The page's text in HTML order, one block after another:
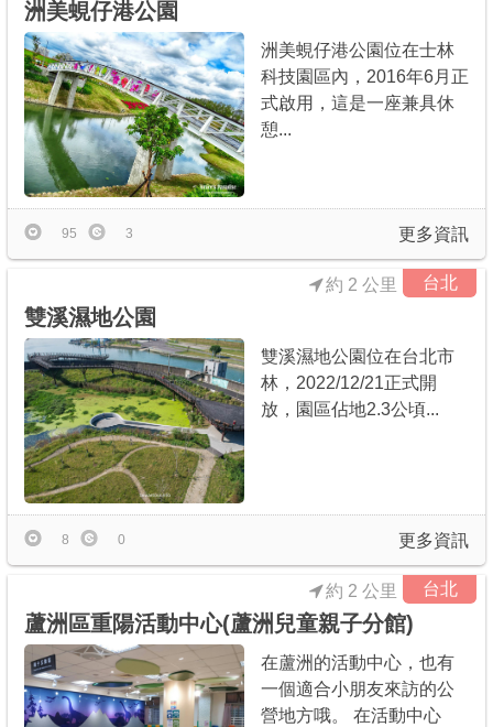
洲美蜆仔港公園
洲美蜆仔港公園位在士林
科技園區內，2016年6月正
式啟用，這是一座兼具休
憩...
更多資訊
95 3
台北
約 2 公里
雙溪濕地公園
雙溪濕地公園位在台北市
林，2022/12/21正式開
放，園區佔地2.3公頃...
更多資訊
8 0
台北
約 2 公里
蘆洲區重陽活動中心(蘆洲兒童親子分館)
在蘆洲的活動中心，也有
一個適合小朋友來訪的公
營地方哦。 在活動中心